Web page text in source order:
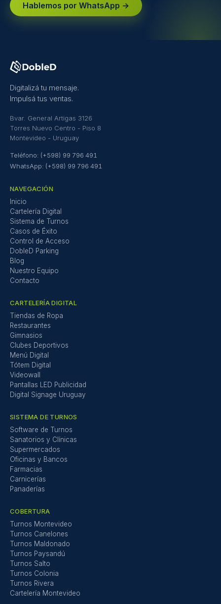
Hablemos por WhatsApp →
Digitalizá tu mensaje.
Impulsá tus ventas.
Bvar. General Artigas 3126
Torres Nuevo Centro - Piso 8
Montevideo - Uruguay
Teléfono: (+598) 99 796 491
WhatsApp: (+598) 99 796 491
NAVEGACIÓN
Inicio
Cartelería Digital
Sistema de Turnos
Casos de Éxito
Control de Acceso
DobleD Parking
Blog
Nuestro Equipo
Contacto
CARTELERÍA DIGITAL
Tiendas de Ropa
Restaurantes
Gimnasios
Clubes Deportivos
Menú Digital
Tótem Digital
Videowall
Pantallas LED Publicidad
Digital Signage Uruguay
SISTEMA DE TURNOS
Software de Turnos
Sanatorios y Clínicas
Supermercados
Oficinas y Bancos
Farmacias
Carnicerías
Panaderías
COBERTURA
Turnos Montevideo
Turnos Canelones
Turnos Maldonado
Turnos Paysandú
Turnos Salto
Turnos Colonia
Turnos Rivera
Cartelería Montevideo